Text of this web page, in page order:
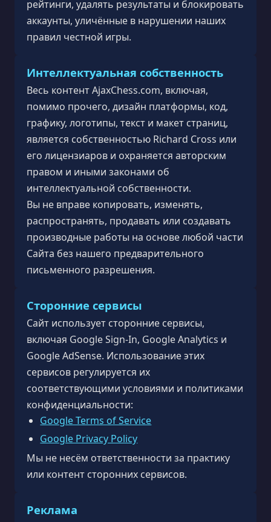
рейтинги, удалять результаты и блокировать
аккаунты, уличённые в нарушении наших
правил честной игры.
Интеллектуальная собственность
Весь контент AjaxChess.com, включая,
помимо прочего, дизайн платформы, код,
графику, логотипы, текст и макет страниц,
является собственностью Richard Cross или
его лицензиаров и охраняется авторским
правом и иными законами об
интеллектуальной собственности.
Вы не вправе копировать, изменять,
распространять, продавать или создавать
производные работы на основе любой части
Сайта без нашего предварительного
письменного разрешения.
Сторонние сервисы
Сайт использует сторонние сервисы,
включая Google Sign-In, Google Analytics и
Google AdSense. Использование этих
сервисов регулируется их
соответствующими условиями и политиками
конфиденциальности:
Google Terms of Service
Google Privacy Policy
Мы не несём ответственности за практику
или контент сторонних сервисов.
Реклама